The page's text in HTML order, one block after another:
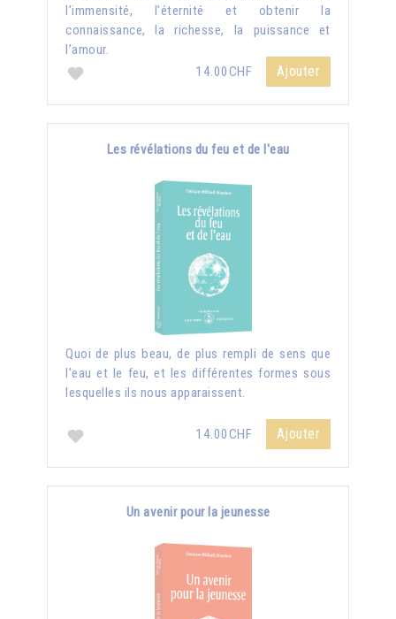
l’immensité, l’éternité et obtenir la
connaissance, la richesse, la puissance et
l’amour.
14.00CHF
Ajouter
Les révélations du feu et de l'eau
Quoi de plus beau, de plus rempli de sens que
l’eau et le feu, et les différentes formes sous
lesquelles ils nous apparaissent.
14.00CHF Ajouter
Un avenir pour la jeunesse